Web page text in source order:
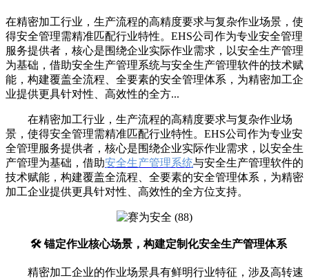
在精密加工行业，生产流程的高精度要求与复杂作业场景，使
得安全管理需精准匹配行业特性。EHS公司作为专业安全管理
服务提供者，核心是围绕企业实际作业需求，以安全生产管理
为基础，借助安全生产管理系统与安全生产管理软件的技术赋
能，构建覆盖全流程、全要素的安全管理体系，为精密加工企
业提供更具针对性、高效性的全方...
在精密加工行业，生产流程的高精度要求与复杂作业场
景，使得安全管理需精准匹配行业特性。EHS公司作为专业安
全管理服务提供者，核心是围绕企业实际作业需求，以安全生
产管理为基础，借助安全生产管理系统与安全生产管理软件的
技术赋能，构建覆盖全流程、全要素的安全管理体系，为精密
加工企业提供更具针对性、高效性的全方位支持。
🛠️ 锚定作业核心场景，构建定制化安全生产管理体系
精密加工企业的作业场景具有鲜明行业特征，涉及高转速